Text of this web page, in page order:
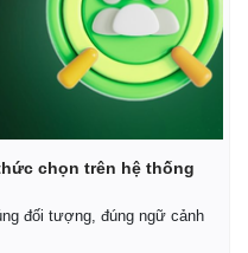
chọn trên hệ thống
đối tượng, đúng ngữ cảnh